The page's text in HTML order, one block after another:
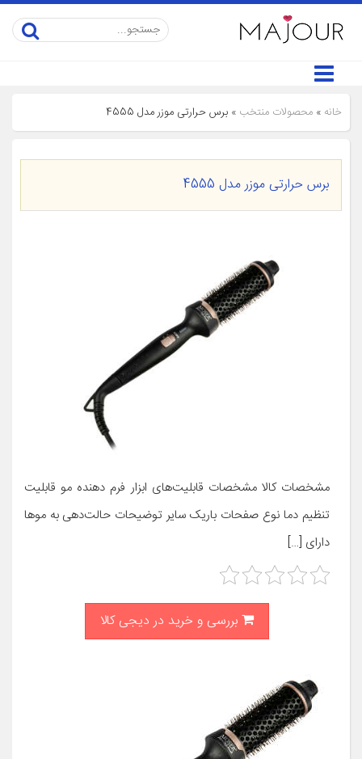
خانه » محصولات منتخب » برس حرارتی موزر مدل 4555
برس حرارتی موزر مدل 4555
مشخصات کالا مشخصات قابلیت‌های ابزار فرم دهنده مو قابلیت
تنظیم دما نوع صفحات باریک سایر توضیحات حالت‌دهی به موها
دارای […]
بررسی و خرید در دیجی کالا